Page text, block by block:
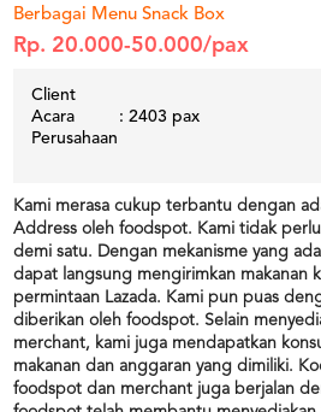
Berbagai Menu Snack Box
Rp. 20.000-50.000/pax
Client
Acara
Perusahaan
: 2403 pax
Kami merasa cukup terbantu dengan
Address oleh foodspot. Kami tidak
demi satu. Dengan mekanisme yang
dapat langsung mengirimkan makanan
permintaan Lazada. Kami pun puas
diberikan oleh foodspot. Selain
merchant, kami juga mendapatkan
makanan dan anggaran yang dimiliki.
foodspot dan merchant juga berjalan